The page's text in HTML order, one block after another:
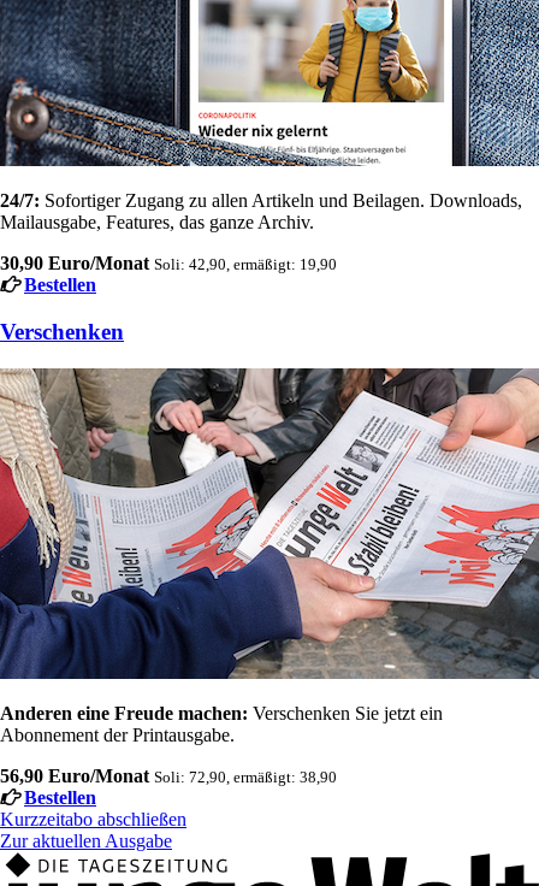
24/7: Sofortiger Zugang zu allen Artikeln und Beilagen. Downloads,
Mailausgabe, Features, das ganze Archiv.
30,90 Euro/Monat Soli: 42,90, ermäßigt: 19,90
Bestellen
Verschenken
Anderen eine Freude machen: Verschenken Sie jetzt ein
Abonnement der Printausgabe.
56,90 Euro/Monat Soli: 72,90, ermäßigt: 38,90
Bestellen
Kurzzeitabo abschließen
Zur aktuellen Ausgabe